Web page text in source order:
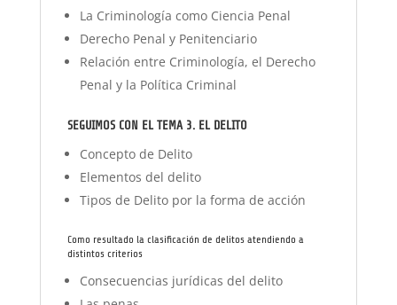
La Criminología como Ciencia Penal
Derecho Penal y Penitenciario
Relación entre Criminología, el Derecho
Penal y la Política Criminal
SEGUIMOS CON EL TEMA 3. EL DELITO
Concepto de Delito
Elementos del delito
Tipos de Delito por la forma de acción
Como resultado la clasificación de delitos atendiendo a
distintos criterios
Consecuencias jurídicas del delito